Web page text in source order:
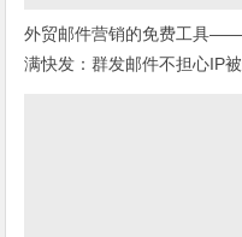
外贸邮件营销的免费工具
满快发：群发邮件不担心IP